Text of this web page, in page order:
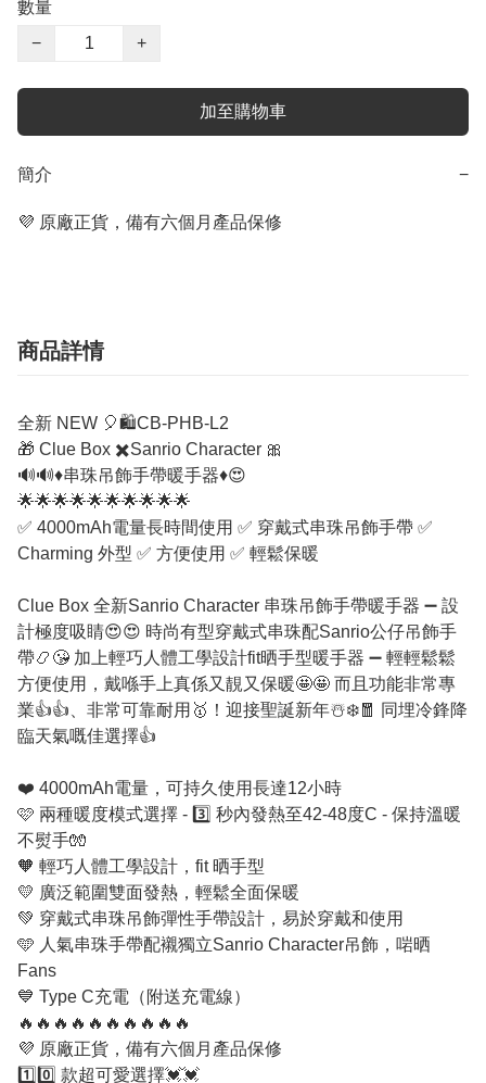
數量
−
+
加至購物車
簡介 −
💜 原廠正貨，備有六個月產品保修
商品詳情
全新 NEW 🎈🛍CB-PHB-L2
🎁 Clue Box ✖️Sanrio Character 🎀
🔊🔊♦️串珠吊飾手帶暖手器♦️😍
🌟🌟🌟🌟🌟🌟🌟🌟🌟🌟
✅ 4000mAh電量長時間使用 ✅ 穿戴式串珠吊飾手帶 ✅
Charming 外型 ✅ 方便使用 ✅ 輕鬆保暖
Clue Box 全新Sanrio Character 串珠吊飾手帶暖手器 ➖ 設
計極度吸睛😍😍 時尚有型穿戴式串珠配Sanrio公仔吊飾手
帶📿 😘 加上輕巧人體工學設計fit晒手型暖手器 ➖ 輕輕鬆鬆
方便使用，戴喺手上真係又靚又保暖🤩🤩 而且功能非常專
業👍👍 、非常可靠耐用 🥇 ！迎接聖誕新年☃️❄️ 🧧
同埋冷鋒降
臨天氣嘅佳選擇👍
❤️ 4000mAh電量，可持久使用長達12小時
🩷 兩種暖度模式選擇 - 3️⃣ 秒內發熱至42-48度C - 保持溫暖
不熨手🧤
🧡 輕巧人體工學設計，fit 晒手型
💛 廣泛範圍雙面發熱，輕鬆全面保暖
💚 穿戴式串珠吊飾彈性手帶設計，易於穿戴和使用
🩵 人氣串珠手帶配襯獨立Sanrio Character吊飾，啱晒
Fans
💙 Type C充電（附送充電線）
🔥 🔥 🔥 🔥 🔥 🔥 🔥 🔥 🔥 🔥
💜 原廠正貨，備有六個月產品保修
1️⃣ 0️⃣ 款超可愛選擇💓💓